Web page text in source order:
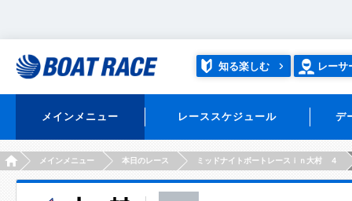
知る楽しむ レーサ
メインメニュー レーススケジュール デ
HOMEメインメニュー 本日のレース ミッドナイトボートレースｉｎ大村 ４